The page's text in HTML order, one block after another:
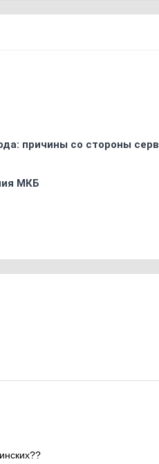
причины со стороны
МКБ